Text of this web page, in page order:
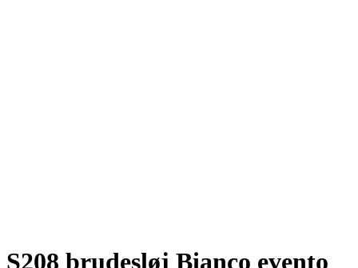
S208 brudesløj Bianco evento